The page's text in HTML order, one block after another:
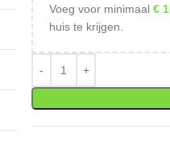
Voeg voor minimaal€
huis te krijgen.